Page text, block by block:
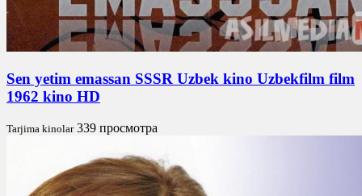
Sen yetim emassan SSSR Uzbek kino Uzbekfilm film
1962 kino HD
Tarjima kinolar 339 просмотра